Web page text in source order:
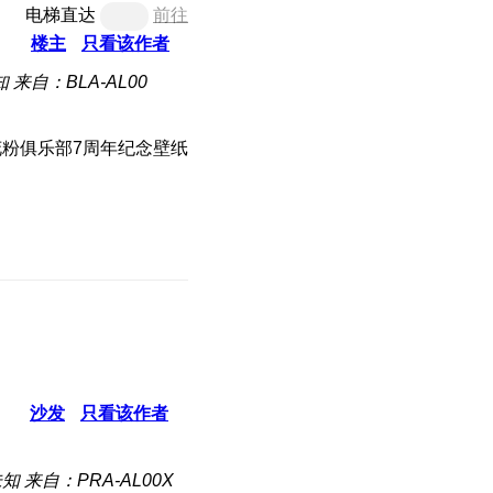
电梯直达
前往
楼主
只看该作者
来自：BLA-AL00
沙发 只看该作者
来自：PRA-AL00X